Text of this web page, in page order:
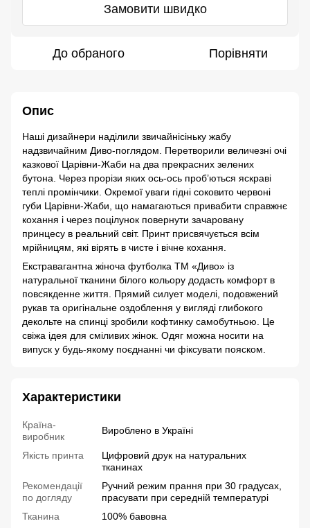
Замовити швидко
До обраного Порівняти
Опис
Наші дизайнери наділили звичайнісіньку жабу
надзвичайним Диво-поглядом. Перетворили величезні очі
казкової Царівни-Жаби на два прекрасних зелених
бутона. Через прорізи яких ось-ось проб’ються яскраві
теплі промінчики. Окремої уваги гідні соковито червоні
губи Царівни-Жаби, що намагаються привабити справжнє
кохання і через поцілунок повернути зачаровану
принцесу в реальний світ. Принт присвячується всім
мрійницям, які вірять в чисте і вічне кохання.
Екстравагантна жіноча футболка ТМ «Диво» із
натуральної тканини білого кольору додасть комфорт в
повсякденне життя. Прямий силует моделі, подовжений
рукав та оригінальне оздоблення у вигляді глибокого
декольте на спинці зробили кофтинку самобутньою. Це
свіжа ідея для сміливих жінок. Одяг можна носити на
випуск у будь-якому поєднанні чи фіксувати пояском.
Характеристики
Країна-
виробник
Вироблено в Україні
Якість принта
Цифровий друк на натуральних
тканинах
Рекомендації
по догляду
Ручний режим прання при 30 градусах,
прасувати при середній температурі
Тканина
100% бавовна